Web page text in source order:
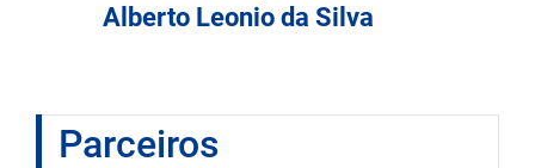
Alberto Leonio da Silva
Parceiros